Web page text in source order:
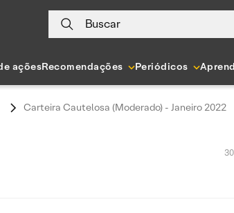
Buscar
açõesRecomendações Periódicos
Carteira Cautelosa (Moderado) - Janeiro 2022